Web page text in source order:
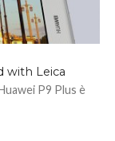
with Leica
P9 Plus è